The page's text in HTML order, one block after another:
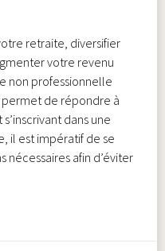
retraite, diversifier
votre revenu
non professionnelle
permet de répondre à
dans une
il est impératif de se
nécessaires afin d’éviter